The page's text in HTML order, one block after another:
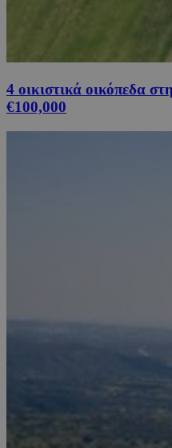
4 οικιστικά οικόπεδα
€100,000